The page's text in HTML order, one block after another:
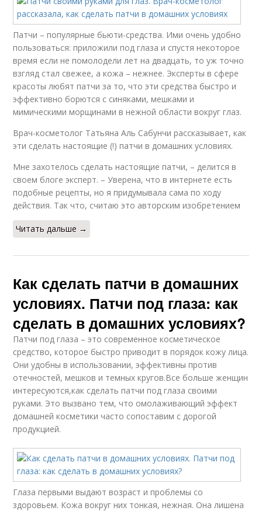
Патчи – популярные бьюти-средства. Ими очень удобно
пользоваться: приложили под глаза и спустя некоторое
время если не помолодели лет на двадцать, то уж точно
взгляд стал свежее, а кожа – нежнее. Эксперты в сфере
красоты любят патчи за то, что эти средства быстро и
эффективно борются с синяками, мешками и
мимическими морщинами в нежной области вокруг глаз.
Врач-косметолог Татьяна Аль Сабунчи рассказывает, как
эти сделать настоящие (!) патчи в домашних условиях.
Мне захотелось сделать настоящие патчи, – делится в
своем блоге эксперт. – Уверена, что в интернете есть
подобные рецепты, но я придумывала сама по ходу
действия. Так что, считаю это авторским изобретением ⠀
Читать дальше →
Как сделать патчи в домашних
условиях. Патчи под глаза: как
сделать в домашних условиях?
Патчи под глаза – это современное косметическое
средство, которое быстро приводит в порядок кожу лица.
Они удобны в использовании, эффективны против
отечностей, мешков и темных кругов.Все больше женщин
интересуются,как сделать патчи под глаза своими
руками. Это вызвано тем, что омолаживающий эффект
домашней косметики часто сопоставим с дорогой
продукцией.
Глаза первыми выдают возраст и проблемы со
здоровьем. Кожа вокруг них тонкая, нежная. Она лишена